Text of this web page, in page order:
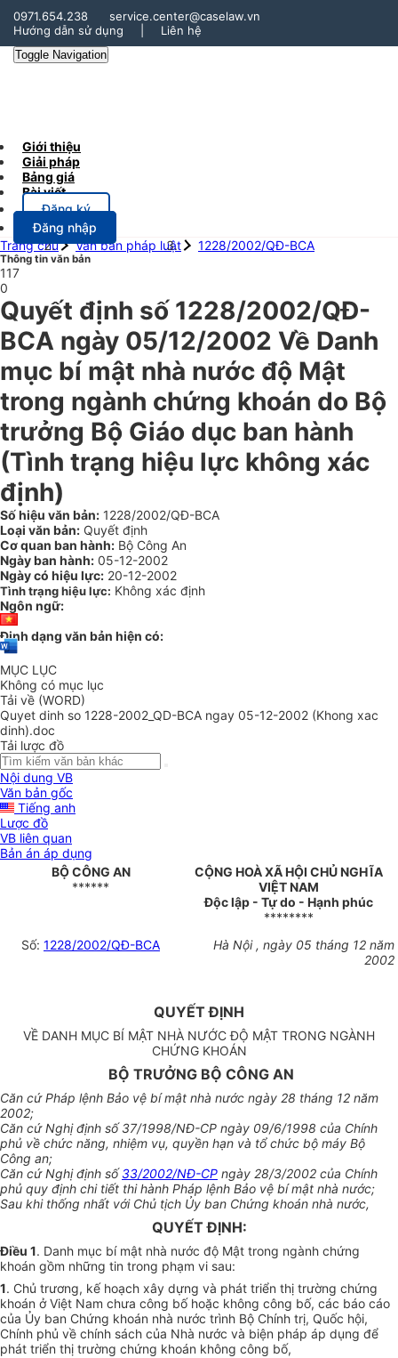
0971.654.238
service.center@caselaw.vn
Hướng dẫn sử dụng
Liên hệ
Toggle Navigation
Giới thiệu
Giải pháp
Bảng giá
Bài viết
Đăng ký
Đăng nhập
Trang chủ
Văn bản pháp luật 1228/2002/QĐ-BCA
Thông tin văn bản
117
0
Quyết định số 1228/2002/QĐ-
BCA ngày 05/12/2002 Về Danh
mục bí mật nhà nước độ Mật
trong ngành chứng khoán do Bộ
trưởng Bộ Giáo dục ban hành
(Tình trạng hiệu lực không xác
định)
Số hiệu văn bản: 1228/2002/QĐ-BCA
Loại văn bản: Quyết định
Cơ quan ban hành: Bộ Công An
Ngày ban hành: 05-12-2002
Ngày có hiệu lực: 20-12-2002
Tình trạng hiệu lực: Không xác định
Ngôn ngữ:
Định dạng văn bản hiện có:
MỤC LỤC
Không có mục lục
Tải về (WORD)
Quyet dinh so 1228-2002_QD-BCA ngay 05-12-2002 (Khong xac
dinh).doc
Tải lược đồ
Nội dung VB
Văn bản gốc
Tiếng anh
Lược đồ
VB liên quan
Bản án áp dụng
BỘ CÔNG AN
******
CỘNG HOÀ XÃ HỘI CHỦ NGHĨA
VIỆT NAM
Độc lập - Tự do - Hạnh phúc
********
Số: 1228/2002/QĐ-BCA
Hà Nội , ngày 05 tháng 12 năm
2002
QUYẾT ĐỊNH
VỀ DANH MỤC BÍ MẬT NHÀ NƯỚC ĐỘ MẬT TRONG NGÀNH
CHỨNG KHOÁN
BỘ TRƯỞNG BỘ CÔNG AN
Căn cứ Pháp lệnh Bảo vệ bí mật nhà nước ngày 28 tháng 12 năm
2002;
Căn cứ Nghị định số 37/1998/NĐ-CP ngày 09/6/1998 của Chính
phủ về chức năng, nhiệm vụ, quyền hạn và tổ chức bộ máy Bộ
Công an;
Căn cứ Nghị định số33/2002/NĐ-CP ngày 28/3/2002 của Chính
phủ quy định chi tiết thi hành Pháp lệnh Bảo vệ bí mật nhà nước;
Sau khi thống nhất với Chủ tịch Ủy ban Chứng khoán nhà nước,
QUYẾT ĐỊNH:
Điều 1. Danh mục bí mật nhà nước độ Mật trong ngành chứng
khoán gồm những tin trong phạm vi sau:
1. Chủ trương, kế hoạch xây dựng và phát triển thị trường chứng
khoán ở Việt Nam chưa công bố hoặc không công bố, các báo cáo
của Ủy ban Chứng khoán nhà nước trình Bộ Chính trị, Quốc hội,
Chính phủ về chính sách của Nhà nước và biện pháp áp dụng để
phát triển thị trường chứng khoán không công bố,